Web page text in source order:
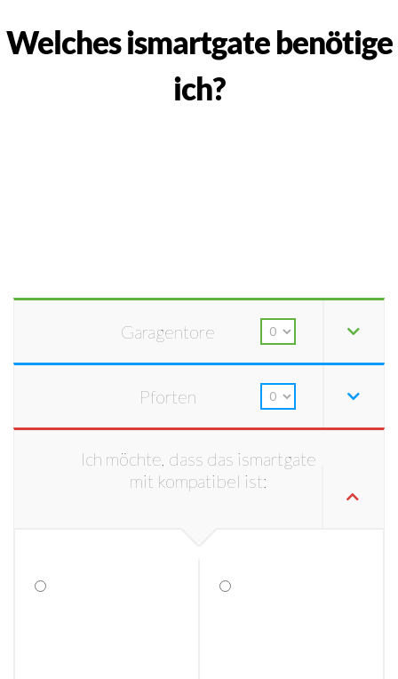
Welches ismartgate benötige
ich?
Garagentore
Pforten
Ich möchte, dass das ismartgate
mit kompatibel ist: